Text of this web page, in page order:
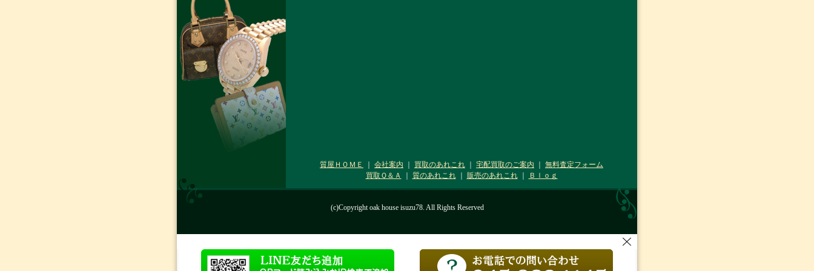
質屋ＨＯＭＥ 会社案内 買取のあれこれ 宅配買取のご案内
無料査定フォーム
買取Ｑ＆Ａ
質のあれこれ｜ 販売のあれこれ｜ Ｂｌｏｇ
(c)Copyright oak house isuzu78. All Rights Reserved